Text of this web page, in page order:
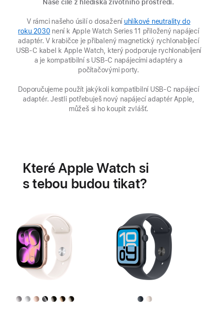
Naše cíle z hlediska životního prostředí.
V rámci našeho úsilí o dosažení uhlíkové neutrality do
roku 2030 (Otevře
se
v novém
okně)
není k Apple Watch Series 11 přiložený napájecí
adaptér. V krabičce je přibalený magnetický rychlonabíjecí
USB‑C kabel k Apple Watch, který podporuje rychlonabíjení
a je kompatibilní s USB‑C napájecími adaptéry a
počítačovými porty.
Doporučujeme použít jakýkoli kompatibilní USB‑C napájecí
adaptér. Jestli potřebuješ nový napájecí adaptér Apple,
můžeš si ho koupit zvlášť.
Které Apple Watch si
s tebou budou tikat?